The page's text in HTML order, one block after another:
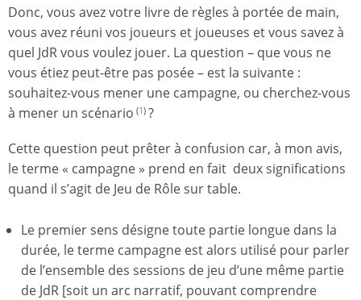
Donc, vous avez votre livre de règles à portée de main,
vous avez réuni vos joueurs et joueuses et vous savez à
quel JdR vous voulez jouer. La question – que vous ne
vous étiez peut-être pas posée – est la suivante :
souhaitez-vous mener une campagne, ou cherchez-vous
à mener un scénario (1) ?
Cette question peut prêter à confusion car, à mon avis,
le terme « campagne » prend en fait deux significations
quand il s’agit de Jeu de Rôle sur table.
Le premier sens désigne toute partie longue dans la
durée, le terme campagne est alors utilisé pour parler
de l’ensemble des sessions de jeu d’une même partie
de JdR [soit un arc narratif, pouvant comprendre